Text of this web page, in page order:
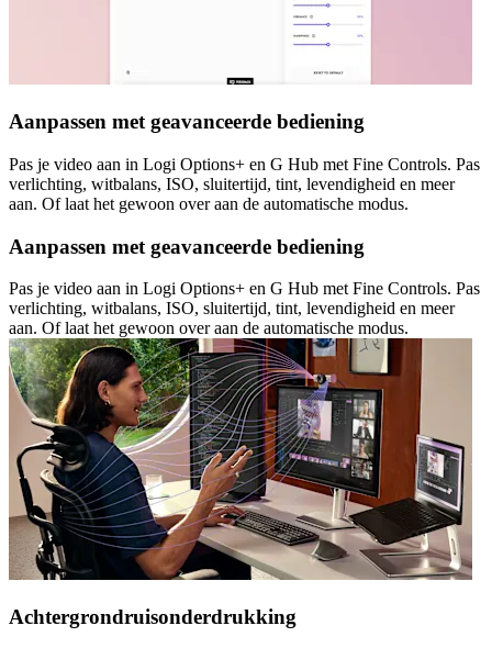
Aanpassen met geavanceerde bediening
Pas je video aan in Logi Options+ en G Hub met Fine Controls. Pas
verlichting, witbalans, ISO, sluitertijd, tint, levendigheid en meer
aan. Of laat het gewoon over aan de automatische modus.
Aanpassen met geavanceerde bediening
Pas je video aan in Logi Options+ en G Hub met Fine Controls. Pas
verlichting, witbalans, ISO, sluitertijd, tint, levendigheid en meer
aan. Of laat het gewoon over aan de automatische modus.
Achtergrondruisonderdrukking